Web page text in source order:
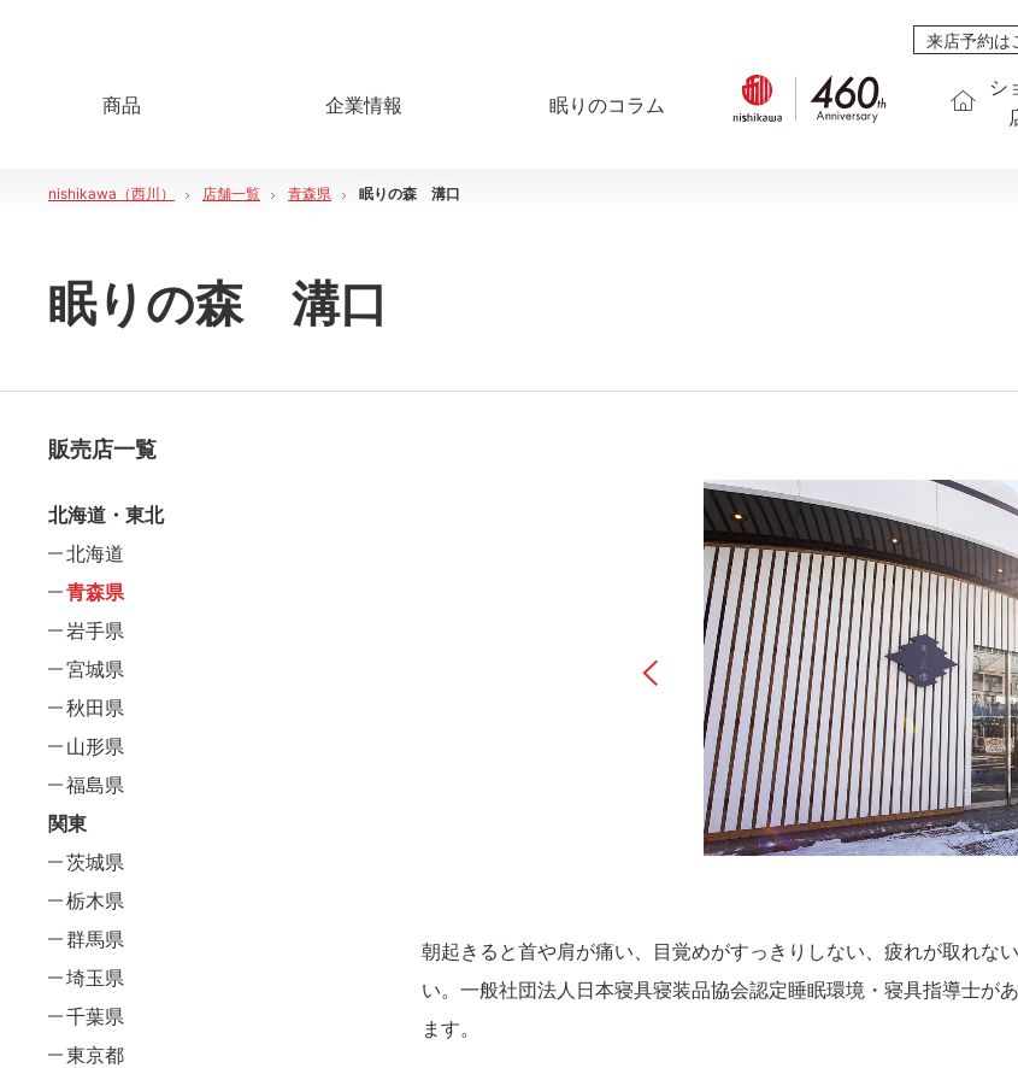
商品 企業情報 眠りのコラム
シ
来店予約は
nishikawa（西川） 店舗一覧 青森県 眠りの森 溝口
眠りの森 溝口
販売店一覧
北海道・東北
北海道
青森県
岩手県
宮城県
秋田県
山形県
福島県
関東
茨城県
栃木県
群馬県
埼玉県
千葉県
東京都
朝起きると首や肩が痛い、目覚めがすっきりしない、疲れが取れな
い。一般社団法人日本寝具寝装品協会認定睡眠環境・寝具指導士が
ます。